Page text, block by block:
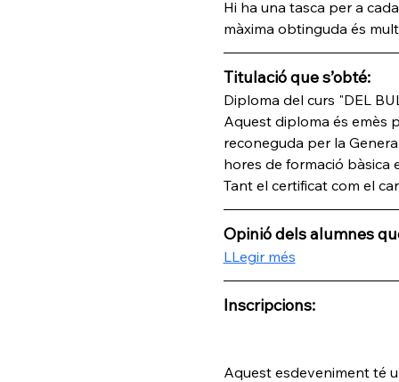
Hi ha una tasca per a
màxima obtinguda és
Titulació que s’obté:
Diploma del curs "DEL
Aquest diploma és emès
reconeguda per la
hores de formació bàsica
Tant el certificat com el
Opinió dels alumnes
LLegir més
Inscripcions:
Aquest esdeveniment té